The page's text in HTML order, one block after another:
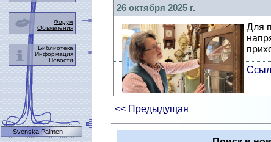
26 октября 2025 г.
Для
<< Предыдущая
Форум
Объявления
Библиотека
Информация
Новости
Svenska Palmen